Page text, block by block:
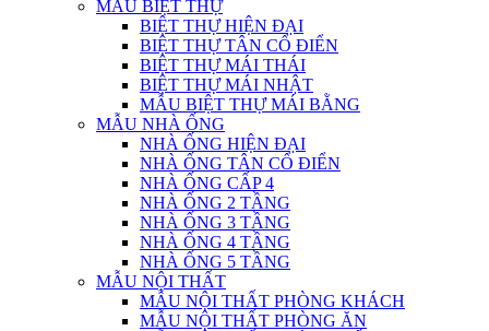
MẪU BIỆT THỰ
BIỆT THỰ HIỆN ĐẠI
BIỆT THỰ TÂN CỔ ĐIỂN
BIỆT THỰ MÁI THÁI
BIỆT THỰ MÁI NHẬT
MẪU BIỆT THỰ MÁI BẰNG
MẪU NHÀ ỐNG
NHÀ ỐNG HIỆN ĐẠI
NHÀ ỐNG TÂN CỔ ĐIỂN
NHÀ ỐNG CẤP 4
NHÀ ỐNG 2 TẦNG
NHÀ ỐNG 3 TẦNG
NHÀ ỐNG 4 TẦNG
NHÀ ỐNG 5 TẦNG
MẪU NỘI THẤT
MẪU NỘI THẤT PHÒNG KHÁCH
MẪU NỘI THẤT PHÒNG ĂN